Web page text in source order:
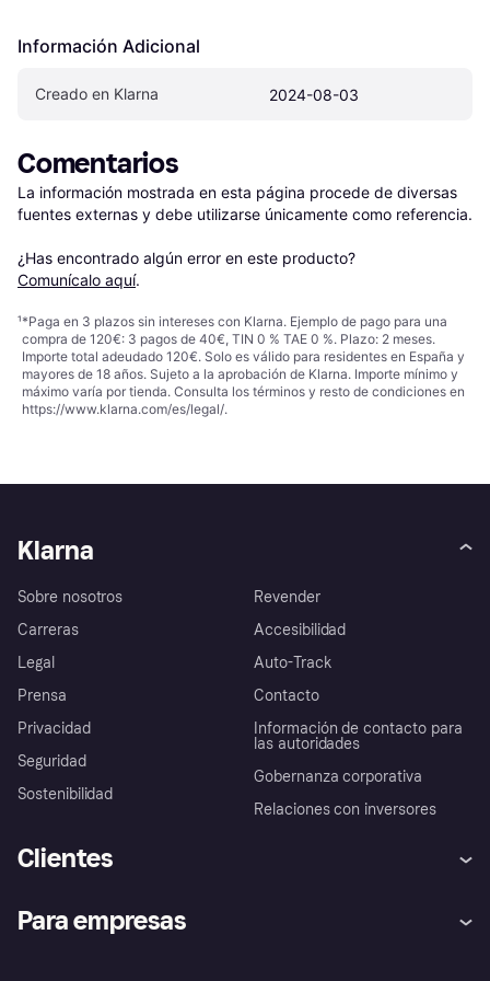
Información Adicional
Creado en Klarna 2024-08-03
Comentarios
La información mostrada en esta página procede de diversas
fuentes externas y debe utilizarse únicamente como referencia.
¿Has encontrado algún error en este producto?
Comunícalo aquí.
¹*Paga en 3 plazos sin intereses con Klarna. Ejemplo de pago para una
compra de 120€: 3 pagos de 40€, TIN 0 % TAE 0 %. Plazo: 2 meses.
Importe total adeudado 120€. Solo es válido para residentes en España y
mayores de 18 años. Sujeto a la aprobación de Klarna. Importe mínimo y
máximo varía por tienda. Consulta los términos y resto de condiciones en
https://www.klarna.com/es/legal/.
Klarna
Sobre nosotros
Carreras
Legal
Prensa
Privacidad
Seguridad
Sostenibilidad
Revender
Accesibilidad
Auto-Track
Contacto
Información de contacto para
las autoridades
Gobernanza corporativa
Relaciones con inversores
Clientes
Inicio de sesión
Para empresas